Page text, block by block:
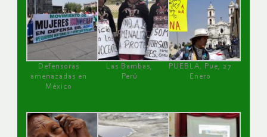
Defensoras
amenazadas en
México
Las Bambas,
Perú
PUEBLA, Pue, 27
Enero